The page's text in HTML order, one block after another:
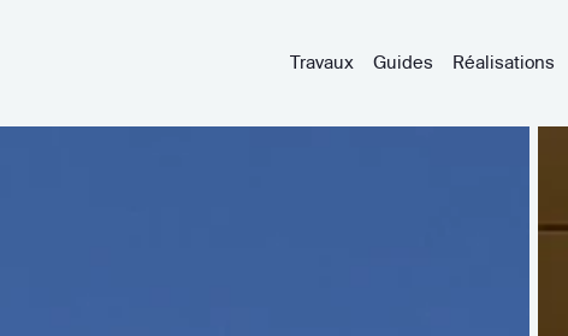
Travaux Guides Réalisations